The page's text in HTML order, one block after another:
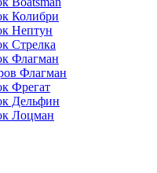
Колибри
Нептун
Стрелка
Флагман
Флагман
Фрегат
Дельфин
Лоцман